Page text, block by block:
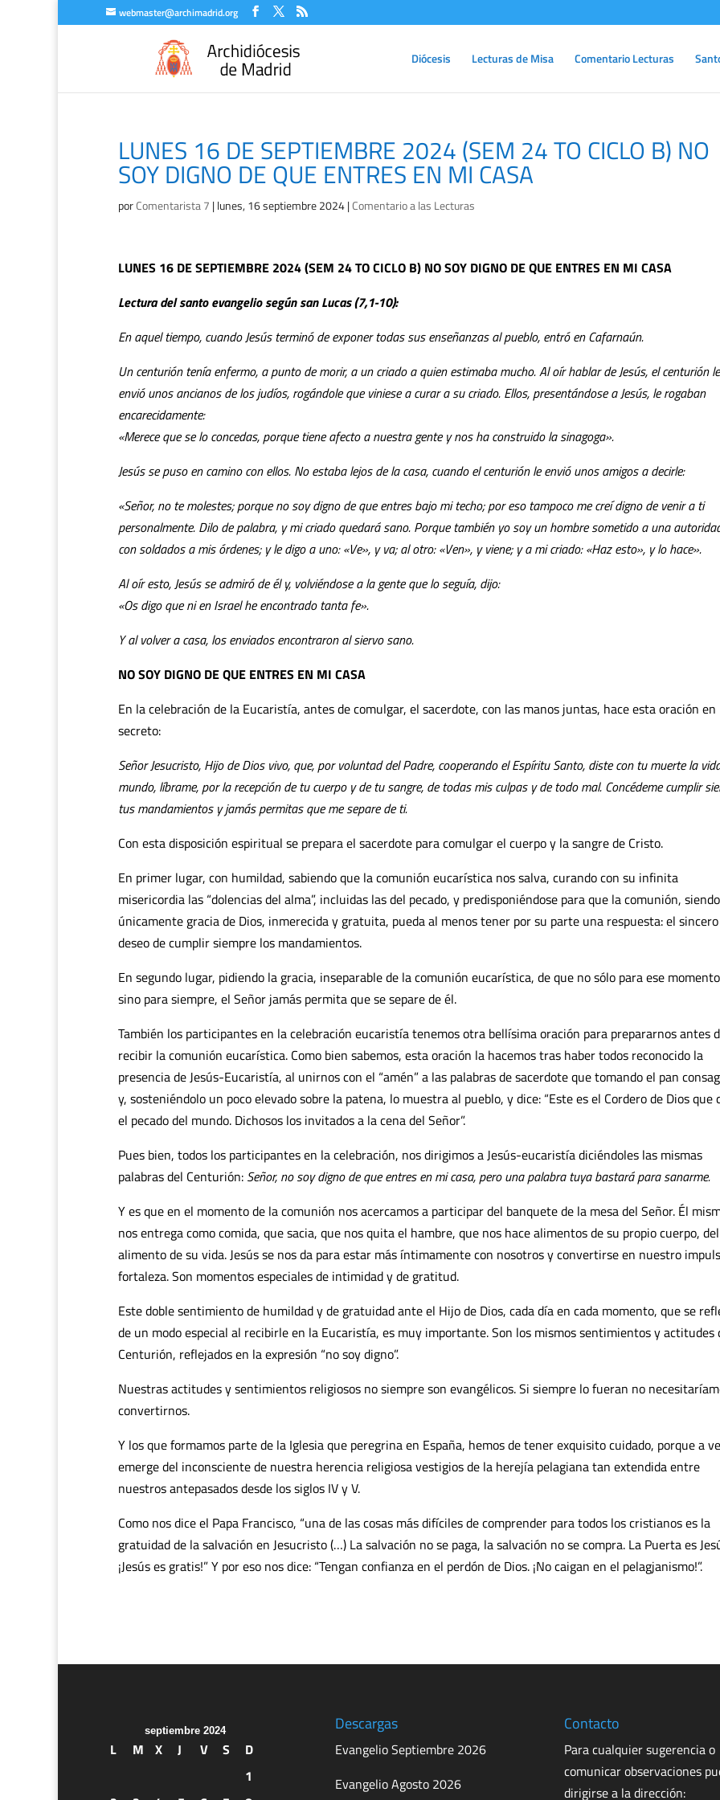
webmaster@archimadrid.org
Diócesis Lecturas de Misa Comentario Lecturas
LUNES 16 DE SEPTIEMBRE 2024 (SEM 24 TO CICLO B) NO
SOY DIGNO DE QUE ENTRES EN MI CASA
porComentarista 7 |lunes, 16 septiembre 2024|Comentario a las Lecturas
LUNES 16 DE SEPTIEMBRE 2024 (SEM 24 TO CICLO B) NO SOY DIGNO DE QUE ENTRES EN MI CASA
Lectura del santo evangelio según san Lucas (7,1-10):
En aquel tiempo, cuando Jesús terminó de exponer todas sus enseñanzas al pueblo, entró en Cafarnaún.
Un centurión tenía enfermo, a punto de morir, a un criado a quien estimaba mucho. Al oír hablar de Jesús, el centurión le
envió unos ancianos de los judíos, rogándole que viniese a curar a su criado. Ellos, presentándose a Jesús, le rogaban
encarecidamente:
«Merece que se lo concedas, porque tiene afecto a nuestra gente y nos ha construido la sinagoga».
Jesús se puso en camino con ellos. No estaba lejos de la casa, cuando el centurión le envió unos amigos a decirle:
«Señor, no te molestes; porque no soy digno de que entres bajo mi techo; por eso tampoco me creí digno de venir a ti
personalmente. Dilo de palabra, y mi criado quedará sano. Porque también yo soy un hombre sometido a una
con soldados a mis órdenes; y le digo a uno: «Ve», y va; al otro: «Ven», y viene; y a mi criado: «Haz esto», y lo hace».
Al oír esto, Jesús se admiró de él y, volviéndose a la gente que lo seguía, dijo:
«Os digo que ni en Israel he encontrado tanta fe».
Y al volver a casa, los enviados encontraron al siervo sano.
NO SOY DIGNO DE QUE ENTRES EN MI CASA
En la celebración de la Eucaristía, antes de comulgar, el sacerdote, con las manos juntas, hace esta oración en
secreto:
Señor Jesucristo, Hijo de Dios vivo, que, por voluntad del Padre, cooperando el Espíritu Santo, diste con tu muerte la
mundo, líbrame, por la recepción de tu cuerpo y de tu sangre, de todas mis culpas y de todo mal. Concédeme cumplir
tus mandamientos y jamás permitas que me separe de ti.
Con esta disposición espiritual se prepara el sacerdote para comulgar el cuerpo y la sangre de Cristo.
En primer lugar, con humildad, sabiendo que la comunión eucarística nos salva, curando con su infinita
misericordia las “dolencias del alma”, incluidas las del pecado, y predisponiéndose para que la comunión, siendo
únicamente gracia de Dios, inmerecida y gratuita, pueda al menos tener por su parte una respuesta: el sincero
deseo de cumplir siempre los mandamientos.
En segundo lugar, pidiendo la gracia, inseparable de la comunión eucarística, de que no sólo para ese
sino para siempre, el Señor jamás permita que se separe de él.
También los participantes en la celebración eucaristía tenemos otra bellísima oración para prepararnos antes
recibir la comunión eucarística. Como bien sabemos, esta oración la hacemos tras haber todos reconocido la
presencia de Jesús-Eucaristía, al unirnos con el “amén” a las palabras de sacerdote que tomando el pan
y, sosteniéndolo un poco elevado sobre la patena, lo muestra al pueblo, y dice: “Este es el Cordero de Dios que
el pecado del mundo. Dichosos los invitados a la cena del Señor”.
Pues bien, todos los participantes en la celebración, nos dirigimos a Jesús-eucaristía diciéndoles las mismas
palabras del Centurión: Señor, no soy digno de que entres en mi casa, pero una palabra tuya bastará para sanarme.
Y es que en el momento de la comunión nos acercamos a participar del banquete de la mesa del Señor. Él
nos entrega como comida, que sacia, que nos quita el hambre, que nos hace alimentos de su propio cuerpo, del
alimento de su vida. Jesús se nos da para estar más íntimamente con nosotros y convertirse en nuestro
fortaleza. Son momentos especiales de intimidad y de gratitud.
Este doble sentimiento de humildad y de gratuidad ante el Hijo de Dios, cada día en cada momento, que se
de un modo especial al recibirle en la Eucaristía, es muy importante. Son los mismos sentimientos y actitudes
Centurión, reflejados en la expresión “no soy digno”.
Nuestras actitudes y sentimientos religiosos no siempre son evangélicos. Si siempre lo fueran no
convertirnos.
Y los que formamos parte de la Iglesia que peregrina en España, hemos de tener exquisito cuidado, porque a
emerge del inconsciente de nuestra herencia religiosa vestigios de la herejía pelagiana tan extendida entre
nuestros antepasados desde los siglos IV y V.
Como nos dice el Papa Francisco, “una de las cosas más difíciles de comprender para todos los cristianos es la
gratuidad de la salvación en Jesucristo (…) La salvación no se paga, la salvación no se compra. La Puerta es
¡Jesús es gratis!” Y por eso nos dice: “Tengan confianza en el perdón de Dios. ¡No caigan en el pelagjanismo!”.
septiembre 2024
L M X J V S
D
1
Descargas
Evangelio Septiembre 2026
Evangelio Agosto 2026
Contacto
Para cualquier sugerencia o
comunicar observaciones
dirigirse a la dirección: